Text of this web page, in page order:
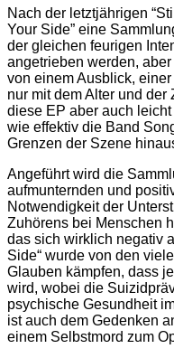
Nach der letztjährigen
Your Side” eine
der gleichen feurigen
angetrieben werden,
von einem Ausblick,
nur mit dem Alter und
diese EP aber auch
wie effektiv die Band
Grenzen der Szene
Angeführt wird die
aufmunternden und
Notwendigkeit der
Zuhörens bei Menschen
das sich wirklich negativ
Side“ wurde von den
Glauben kämpfen, dass
wird, wobei die
psychische Gesundheit
ist auch dem Gedenken
einem Selbstmord zum